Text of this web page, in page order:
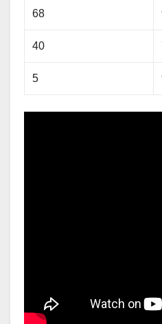
68
40
5